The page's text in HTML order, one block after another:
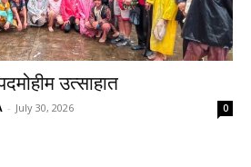
उत्साहात
- July 30, 2026 0